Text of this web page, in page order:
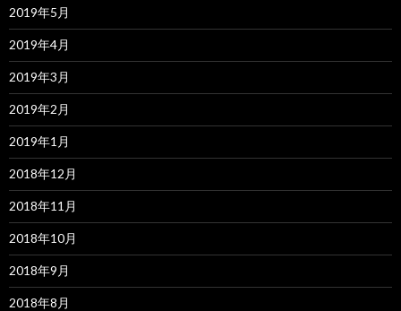
2019年5月
2019年4月
2019年3月
2019年2月
2019年1月
2018年12月
2018年11月
2018年10月
2018年9月
2018年8月